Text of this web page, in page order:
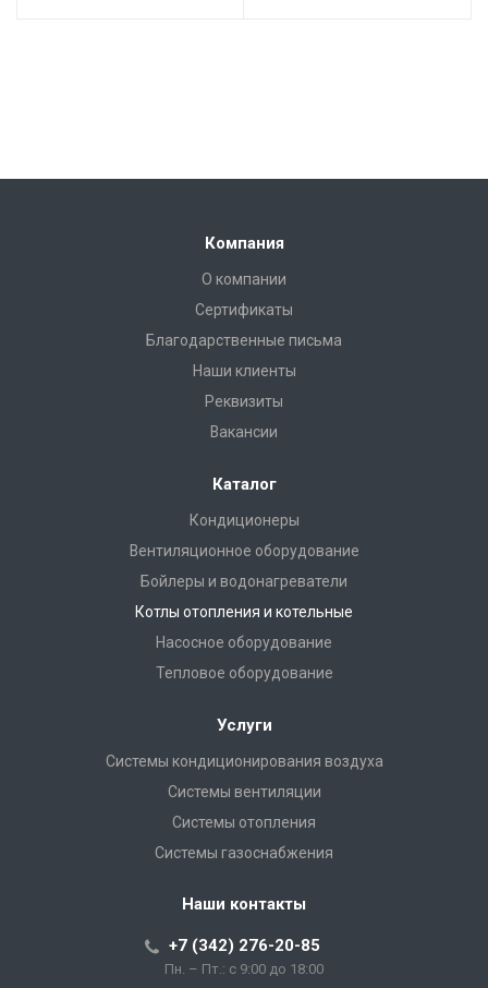
Компания
О компании
Сертификаты
Благодарственные письма
Наши клиенты
Реквизиты
Вакансии
Каталог
Кондиционеры
Вентиляционное оборудование
Бойлеры и водонагреватели
Котлы отопления и котельные
Насосное оборудование
Тепловое оборудование
Услуги
Системы кондиционирования воздуха
Системы вентиляции
Системы отопления
Системы газоснабжения
Наши контакты
+7 (342) 276-20-85
Пн. – Пт.: с 9:00 до 18:00